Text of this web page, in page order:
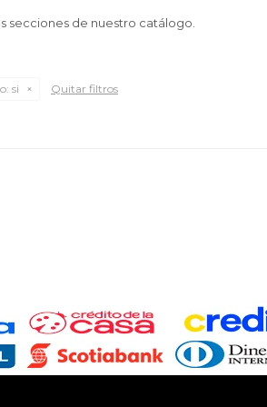
secciones de nuestro catálogo.
si Quitar filtros